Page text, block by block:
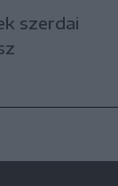
szerdai